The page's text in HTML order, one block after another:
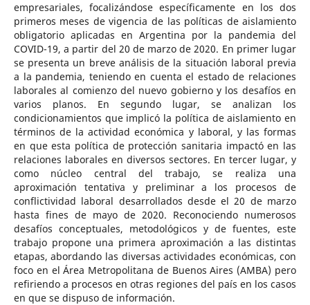
empresariales, focalizándose específicamente en los dos
primeros meses de vigencia de las políticas de aislamiento
obligatorio aplicadas en Argentina por la pandemia del
COVID-19, a partir del 20 de marzo de 2020. En primer lugar
se presenta un breve análisis de la situación laboral previa
a la pandemia, teniendo en cuenta el estado de relaciones
laborales al comienzo del nuevo gobierno y los desafíos en
varios planos. En segundo lugar, se analizan los
condicionamientos que implicó la política de aislamiento en
términos de la actividad económica y laboral, y las formas
en que esta política de protección sanitaria impactó en las
relaciones laborales en diversos sectores. En tercer lugar, y
como núcleo central del trabajo, se realiza una
aproximación tentativa y preliminar a los procesos de
conflictividad laboral desarrollados desde el 20 de marzo
hasta fines de mayo de 2020. Reconociendo numerosos
desafíos conceptuales, metodológicos y de fuentes, este
trabajo propone una primera aproximación a las distintas
etapas, abordando las diversas actividades económicas, con
foco en el Área Metropolitana de Buenos Aires (AMBA) pero
refiriendo a procesos en otras regiones del país en los casos
en que se dispuso de información.